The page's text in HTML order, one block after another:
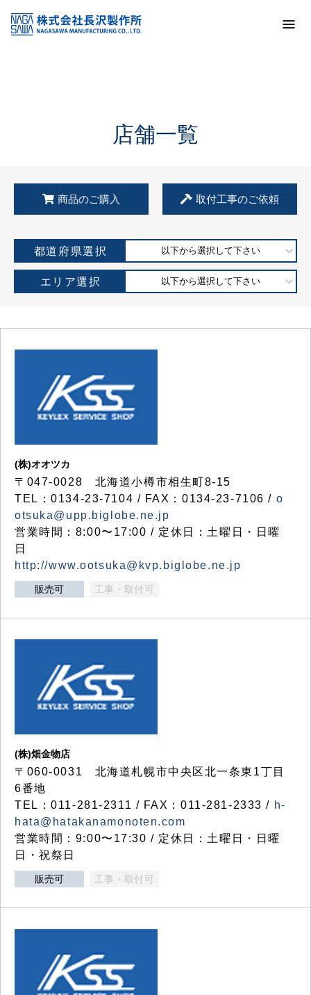
KSS加盟店・取扱店情報
店舗一覧
店舗一覧
商品のご購入 取付工事のご依頼
都道府県選択 以下から選択して下さい
エリア選択 以下から選択して下さい
(株)オオツカ
〒047-0028 北海道小樽市相生町8-15
TEL：0134-23-7104 / FAX：0134-23-7106 / o
otsuka@upp.biglobe.ne.jp
営業時間：8:00〜17:00 / 定休日：土曜日・日曜
日
http://www.ootsuka@kvp.biglobe.ne.jp
販売可 工事・取付可
(株)畑金物店
〒060-0031 北海道札幌市中央区北一条東1丁目
6番地
TEL：011-281-2311 / FAX：011-281-2333 / h-
hata@hatakanamonoten.com
営業時間：9:00〜17:30 / 定休日：土曜日・日曜
日・祝祭日
販売可 工事・取付可